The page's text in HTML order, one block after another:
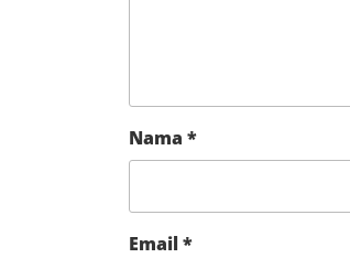
Nama *
Email *